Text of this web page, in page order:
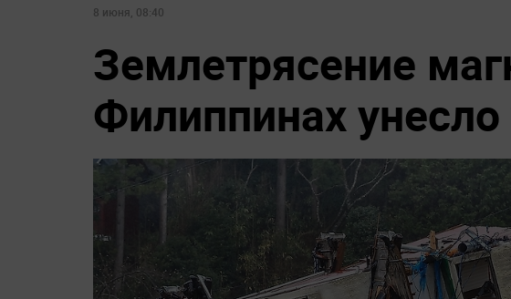
8 июня, 08:40
Землетрясение
Филиппинах